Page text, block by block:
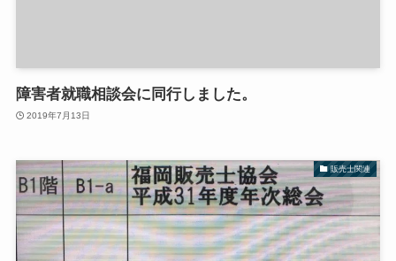
障害者就職相談会に同行しました。
2019年7月13日
販売士関連